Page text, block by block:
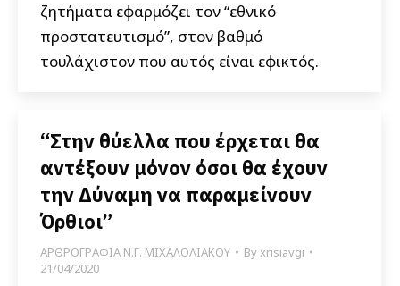
ζητήματα εφαρμόζει τον “εθνικό
προστατευτισμό”, στον βαθμό
τουλάχιστον που αυτός είναι εφικτός.
“Στην θύελλα που έρχεται θα
αντέξουν μόνον όσοι θα έχουν
την Δύναμη να παραμείνουν
Όρθιοι”
ΑΡΘΡΟΓΡΑΦΙΑ Ν.Γ. ΜΙΧΑΛΟΛΙΑΚΟΥ Byxrisiavgi
21/04/2020